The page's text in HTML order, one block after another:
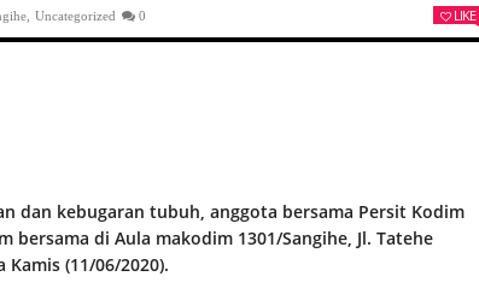
Uncategorized 0 LIKE
dan kebugaran tubuh, anggota bersama Persit Kodim
bersama di Aula makodim 1301/Sangihe, Jl. Tatehe
(11/06/2020).